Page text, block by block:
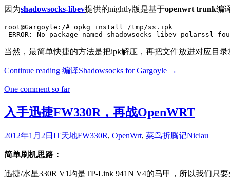
因为shadowsocks-libev提供的nightly版是基于openwrt trunk编
root@Gargoyle:/# opkg install /tmp/ss.ipk
ERROR: No package named shadowsocks-libev-
当然，最简单快捷的方法是把ipk解压，再把文件放进对应目
Continue reading 编译Shadowsocks for Gargoyle →
One comment so far
入手迅捷FW330R，再战OpenWRT
2012年1月2日 IT天地FW330R, OpenWrt, 菜鸟折腾记Niclau
简单刷机思路：
迅捷/水星330R V1均是TP-Link 941N V4的马甲，所以我们只